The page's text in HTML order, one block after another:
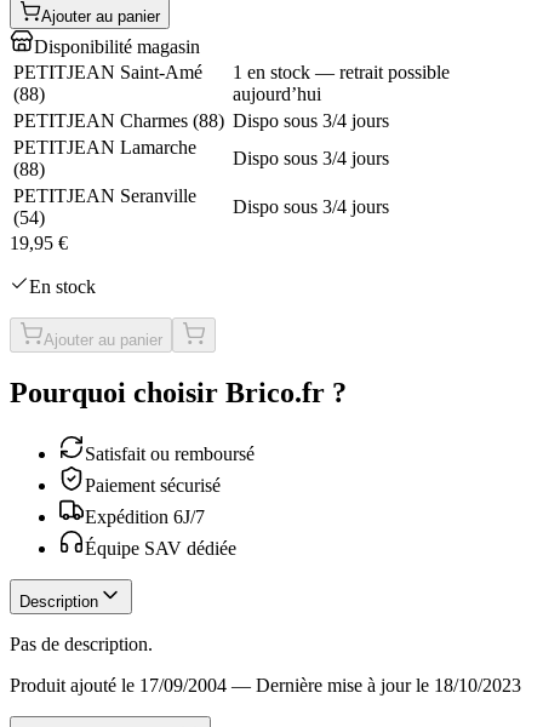
Ajouter au panier
Disponibilité magasin
PETITJEAN Saint-Amé
(88)
1 en stock — retrait possible
aujourd’hui
PETITJEAN Charmes (88) Dispo sous 3/4 jours
PETITJEAN Lamarche
(88)
Dispo sous 3/4 jours
PETITJEAN Seranville
(54)
Dispo sous 3/4 jours
19,95 €
En stock
Ajouter au panier
Pourquoi choisir Brico.fr ?
Satisfait ou remboursé
Paiement sécurisé
Expédition 6J/7
Équipe SAV dédiée
Description
Pas de description.
Produit ajouté le 17/09/2004 — Dernière mise à jour le 18/10/2023